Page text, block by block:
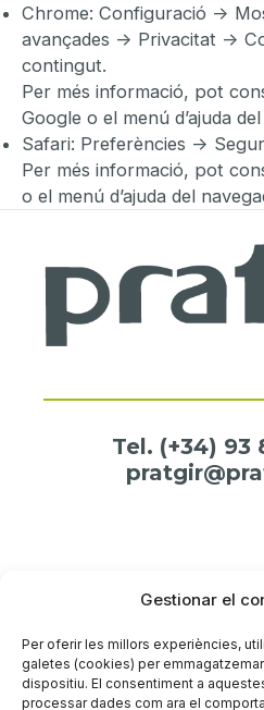
Gestionar el
Per oferir les millors experiències,
galetes (cookies) per
dispositiu. El consentiment a
processar dades com ara el
Chrome: Configuració ->
avançades -> Privacitat ->
contingut.
Per més informació, pot
Google o el menú d’ajuda
Safari: Preferències ->
Per més informació, pot
o el menú d’ajuda del
Tel. (+34) 93